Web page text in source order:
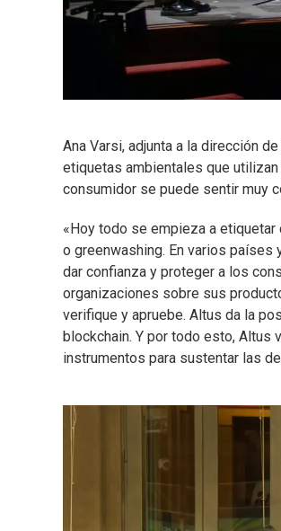
Ana Varsi, adjunta a la dirección
etiquetas ambientales que
consumidor se puede sentir muy
«Hoy todo se empieza a etiquetar
o greenwashing. En varios países
dar confianza y proteger a los
organizaciones sobre sus
verifique y apruebe. Altus da la
blockchain. Y por todo esto,
instrumentos para sustentar las